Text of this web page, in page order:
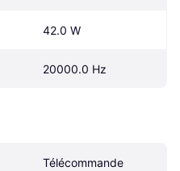
42.0 W
20000.0 Hz
Télécommande